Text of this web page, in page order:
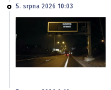
5. srpna 2026 10:03